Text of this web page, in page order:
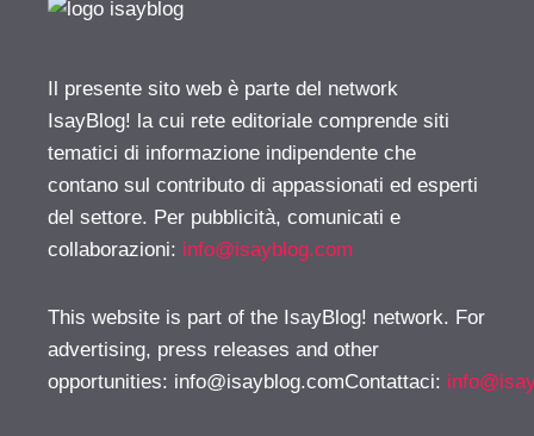
Il presente sito web è parte del network
IsayBlog! la cui rete editoriale comprende siti
tematici di informazione indipendente che
contano sul contributo di appassionati ed esperti
del settore. Per pubblicità, comunicati e
collaborazioni: info@isayblog.com
This website is part of the IsayBlog! network. For
advertising, press releases and other
opportunities: info@isayblog.comContattaci: